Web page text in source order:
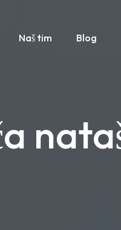
Naš tim Blog